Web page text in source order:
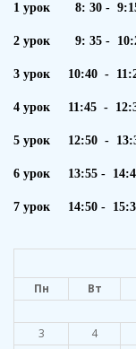
1 урок 8: 30 -
2 урок 9: 35 -
3 урок 10:40 -
4 урок 11:45 -
5 урок 12:50 -
6 урок 13:55 -
7 урок 14:50 -
Пн Вт
3
4